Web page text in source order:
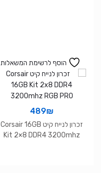
הוסף לרשימת המשאלות
489₪
זכרון לנייח קיט Corsair 16GB
Kit 2×8 DDR4 3200mhz